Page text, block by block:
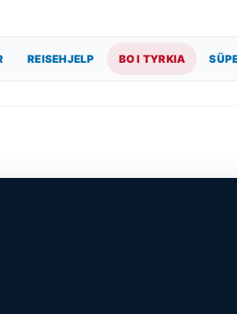
REISEHJELP BO I TYRKIA